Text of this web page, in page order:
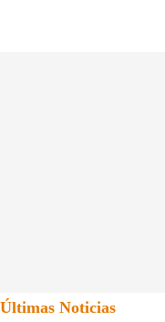
Últimas Noticias